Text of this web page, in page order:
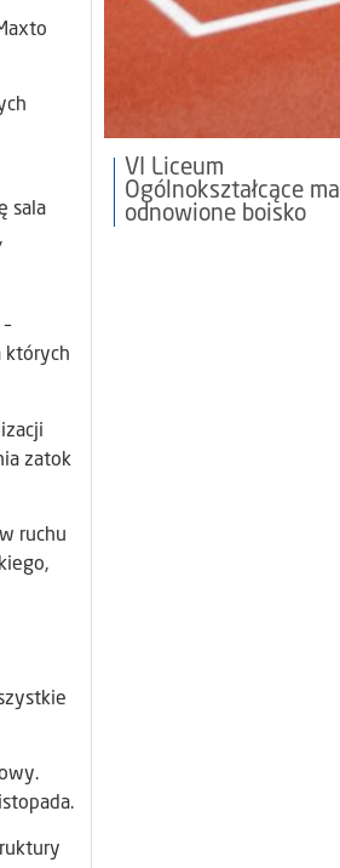
sala
których
zatok
ruchu
VI Liceum
Ogólnokształcące ma
odnowione boisko